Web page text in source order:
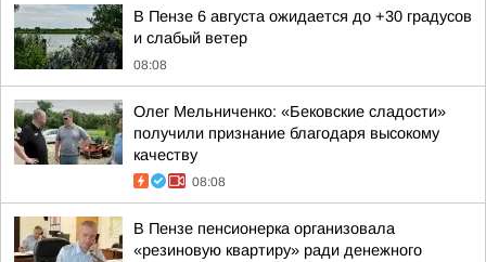
В Пензе 6 августа ожидается до +30 градусов
и слабый ветер
08:08
Олег Мельниченко: «Бековские сладости»
получили признание благодаря высокому
качеству
08:08
В Пензе пенсионерка организовала
«резиновую квартиру» ради денежного